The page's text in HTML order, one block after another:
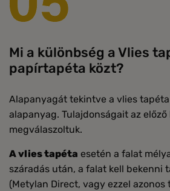
Mi a különbség a Vlies
papírtapéta közt?
Alapanyagát tekintve a vlies
alapanyag. Tulajdonságait az előző
megválaszoltuk.
A vlies tapéta esetén a falat
száradás után, a falat kell bekenni
(Metylan Direct, vagy ezzel azonos